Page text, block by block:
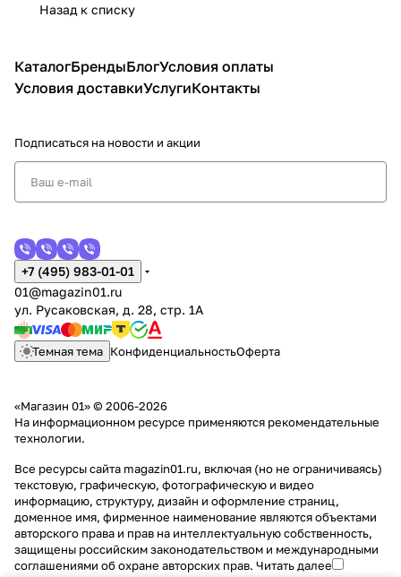
Назад к списку
КаталогБрендыБлогУсловия оплаты
Условия доставкиУслугиКонтакты
Подписаться на новости и акции
+7 (495) 983-01-01
01@magazin01.ru
ул. Русаковская, д. 28, стр. 1А
Темная тема КонфиденциальностьОферта
«Магазин 01» © 2006-2026
На информационном ресурсе применяются рекомендательные
технологии.
Все ресурсы сайта magazin01.ru, включая (но не ограничиваясь)
текстовую, графическую, фотографическую и видео
информацию, структуру, дизайн и оформление страниц,
доменное имя, фирменное наименование являются объектами
авторского права и прав на интеллектуальную собственность,
защищены российским законодательством и международными
соглашениями об охране авторских прав. Читать далее